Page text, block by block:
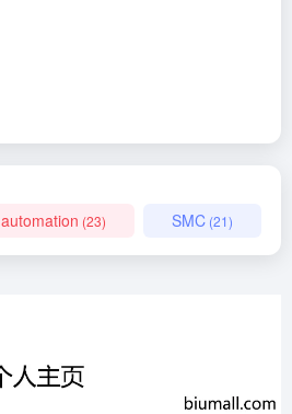
automation (23) SMC(21)